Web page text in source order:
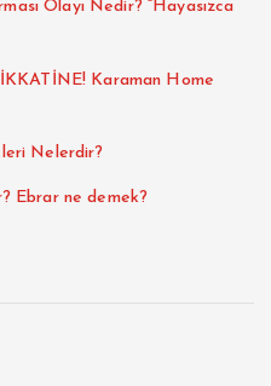
Olayı Nedir? “Hayasızca
Karaman Home
Nelerdir?
Ebrar ne demek?